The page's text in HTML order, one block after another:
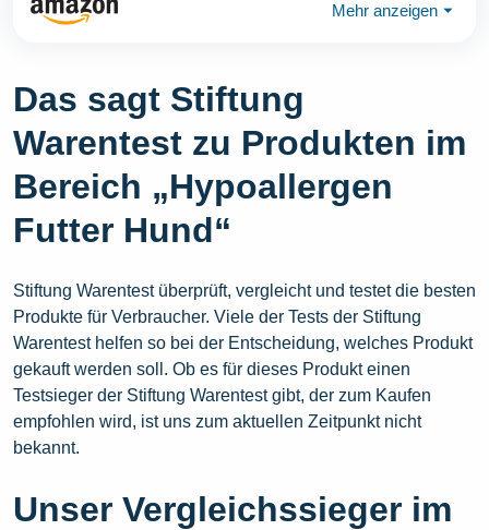
Mehr anzeigen ⏷
Das sagt Stiftung
Warentest zu Produkten im
Bereich „Hypoallergen
Futter Hund“
Stiftung Warentest überprüft, vergleicht und testet die besten
Produkte für Verbraucher. Viele der Tests der Stiftung
Warentest helfen so bei der Entscheidung, welches Produkt
gekauft werden soll. Ob es für dieses Produkt einen
Testsieger der Stiftung Warentest gibt, der zum Kaufen
empfohlen wird, ist uns zum aktuellen Zeitpunkt nicht
bekannt.
Unser Vergleichssieger im